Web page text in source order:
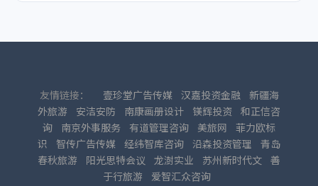
友情链接： 壹珍堂广告传媒 汉嘉投资金融
新疆海
外旅游
安洁安防 南康画册设计 镁辉投资 和正信咨
询
南京外事服务 有道管理咨询 美旅网
菲力欧标
识
智传广告传媒 经纬智库咨询 沿森投资管理
青岛
春秋旅游
阳光思特会议 龙澍实业 苏州新时代文 善
于行旅游
爱智汇众咨询